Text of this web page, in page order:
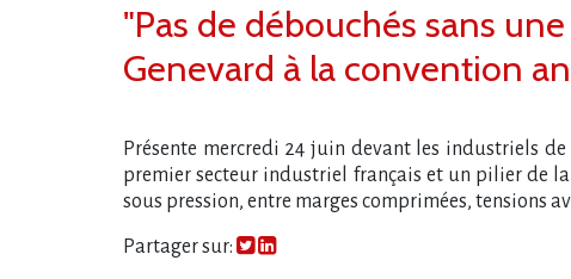
"Pas de débouchés sans
Genevard à la convention
Présente mercredi 24 juin devant les industriels
premier secteur industriel français et un pilier de
sous pression, entre marges comprimées, tensions
Partager sur: